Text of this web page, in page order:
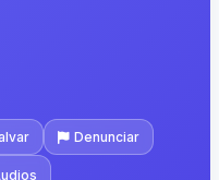
Denunciar